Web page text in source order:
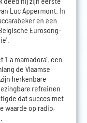
Luc Appermont. In
en een
Eurosong-
'La mamadora', een
de Vlaamse
herkenbare
refreinen
dat succes met
waarde op radio,